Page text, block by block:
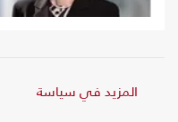
المزيد في سياسة